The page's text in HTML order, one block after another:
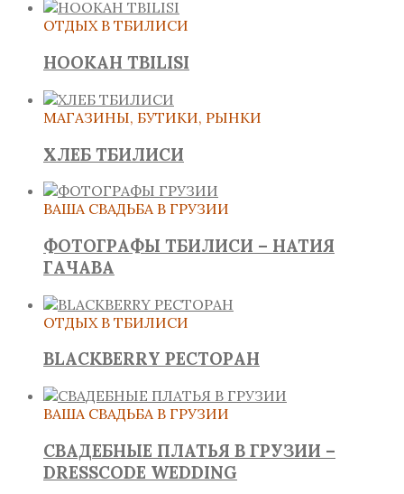
ОТДЫХ В ТБИЛИСИ
HOOKAH TBILISI
МАГАЗИНЫ, БУТИКИ, РЫНКИ
ХЛЕБ ТБИЛИСИ
ВАША СВАДЬБА В ГРУЗИИ
ФОТОГРАФЫ ТБИЛИСИ – НАТИЯ
ГАЧАВА
ОТДЫХ В ТБИЛИСИ
BLACKBERRY РЕСТОРАН
ВАША СВАДЬБА В ГРУЗИИ
СВАДЕБНЫЕ ПЛАТЬЯ В ГРУЗИИ –
DRESSCODE WEDDING